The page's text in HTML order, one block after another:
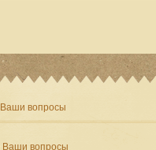
Ваши вопросы
Ваши вопросы